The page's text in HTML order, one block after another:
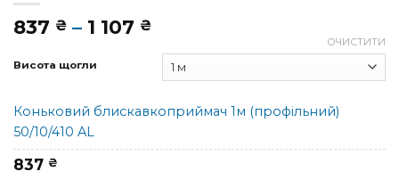
837 ₴ – 1 107 ₴Діапазон
від
837 ₴
1
Висота щогли
ОЧИСТИТИ
Коньковий блискавкоприймач 1м (профільний)
50/10/410 AL
837 ₴